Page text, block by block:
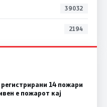
39032
2194
14 пожари
е пожарот кај